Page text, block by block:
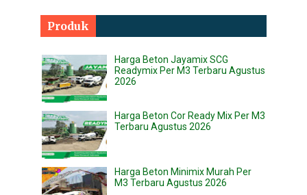
Produk
Harga Beton Jayamix SCG
Readymix Per M3 Terbaru Agustus
2026
Harga Beton Cor Ready Mix Per M3
Terbaru Agustus 2026
Harga Beton Minimix Murah Per
M3 Terbaru Agustus 2026